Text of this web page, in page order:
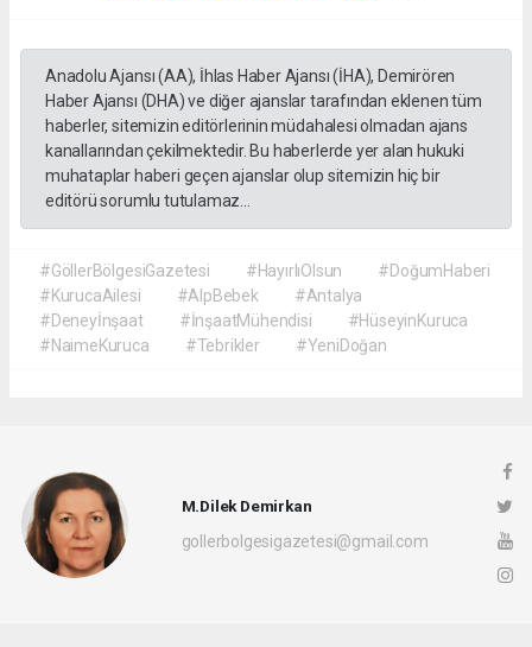
Anadolu Ajansı (AA), İhlas Haber Ajansı (İHA), Demirören
Haber Ajansı (DHA) ve diğer ajanslar tarafından eklenen tüm
haberler, sitemizin editörlerinin müdahalesi olmadan ajans
kanallarından çekilmektedir. Bu haberlerde yer alan hukuki
muhataplar haberi geçen ajanslar olup sitemizin hiç bir
editörü sorumlu tutulamaz...
#GöllerBölgesiGazetesi #HayırlıOlsun
#DoğumHaberi
#KurucaAilesi
#AlpBebek
#Antalya
#Deneyİnşaat
#İnşaatMühendisi
#HüseyinKuruca
#NaimeKuruca
#Tebrikler #YeniDoğan
M.Dilek Demirkan
gollerbolgesigazetesi@gmail.com